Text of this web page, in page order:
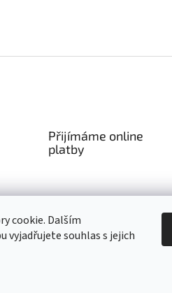
cookie. Dalším
vyjadřujete souhlas s jejich
Přijímáme online
platby